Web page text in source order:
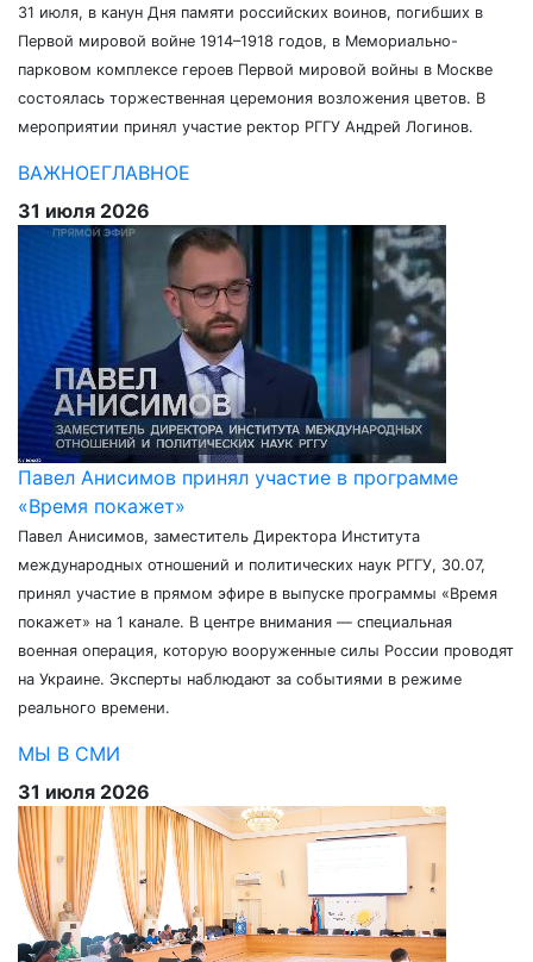
31 июля, в канун Дня памяти российских воинов, погибших в
Первой мировой войне 1914–1918 годов, в Мемориально-
парковом комплексе героев Первой мировой войны в Москве
состоялась торжественная церемония возложения цветов. В
мероприятии принял участие ректор РГГУ Андрей Логинов.
ВАЖНОЕГЛАВНОЕ
31 июля 2026
Павел Анисимов принял участие в программе
«Время покажет»
Павел Анисимов, заместитель Директора Института
международных отношений и политических наук РГГУ, 30.07,
принял участие в прямом эфире в выпуске программы «Время
покажет» на 1 канале. В центре внимания — специальная
военная операция, которую вооруженные силы России проводят
на Украине. Эксперты наблюдают за событиями в режиме
реального времени.
МЫ В СМИ
31 июля 2026